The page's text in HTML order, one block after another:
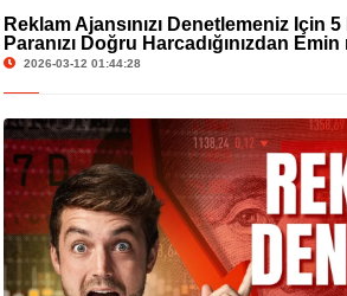
Reklam Ajansınızı Denetlemeniz İçin
Paranızı Doğru Harcadığınızdan
2026-03-12 01:44:28